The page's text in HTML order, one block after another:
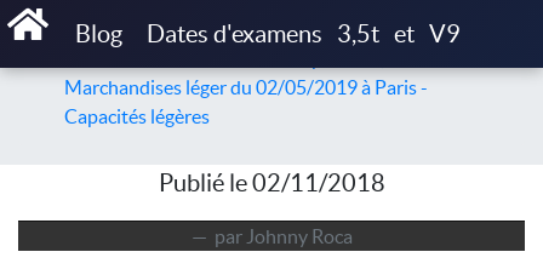
Blog Dates d'examens 3,5t et V9
Accueil
Articles
Marchandises léger du 02/05/2019 à Paris -
Capacités légères
Publié le 02/11/2018
par Johnny Roca